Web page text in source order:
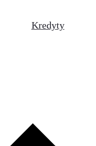
Kredyty